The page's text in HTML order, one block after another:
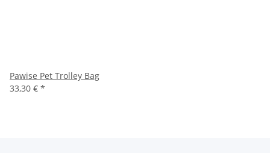
Pawise Pet Trolley Bag
33,30 € *